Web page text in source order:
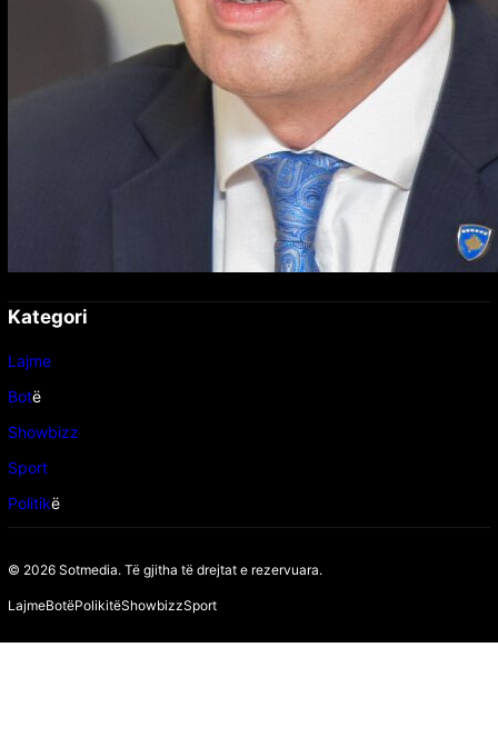
Kategori
Lajme
Botë
Showbizz
Sport
Politikë
© 2026 Sotmedia. Të gjitha të drejtat e rezervuara.
LajmeBotëPolikitëShowbizzSport